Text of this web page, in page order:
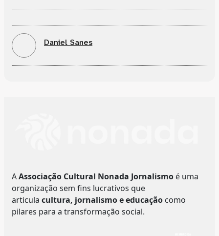
Daniel Sanes
AAssociação Cultural Nonada Jornalismo é uma
organização sem fins lucrativos que
articula cultura, jornalismo e educação como
pilares para a transformação social.